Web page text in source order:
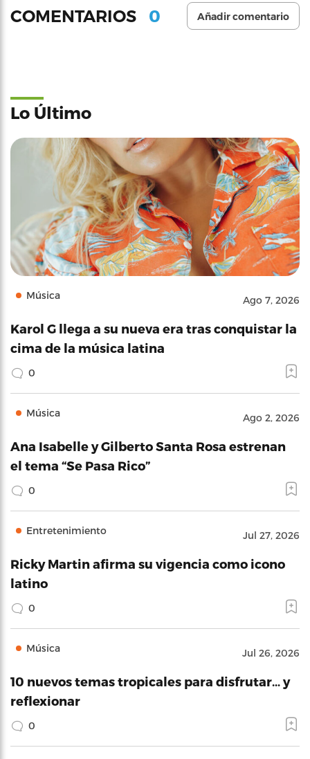
COMENTARIOS 0 Añadir comentario
Lo Último
Música Ago 7, 2026
Karol G llega a su nueva era tras conquistar la
cima de la música latina
0
Música Ago 2, 2026
Ana Isabelle y Gilberto Santa Rosa estrenan
el tema “Se Pasa Rico”
0
Entretenimiento Jul 27, 2026
Ricky Martin afirma su vigencia como icono
latino
0
Música Jul 26, 2026
10 nuevos temas tropicales para disfrutar… y
reflexionar
0